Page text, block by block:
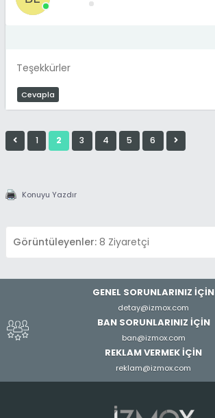
Teşekkürler
Cevapla
1 2 3 4 5 6
Konuyu Yazdır
Görüntüleyenler: 8 Ziyaretçi
GENEL SORUNLARINIZ İÇİN
detay@izmox.com
BAN SORUNLARINIZ İÇİN
ban@izmox.com
REKLAM VERMEK İÇİN
reklam@izmox.com